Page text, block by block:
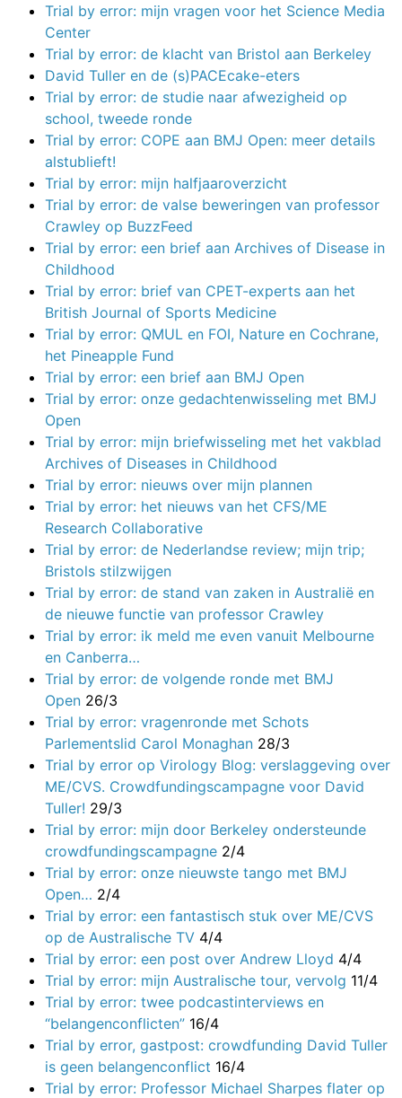
Trial by error: mijn vragen voor het Science Media
Center
Trial by error: de klacht van Bristol aan Berkeley
David Tuller en de (s)PACEcake-eters
Trial by error: de studie naar afwezigheid op
school, tweede ronde
Trial by error: COPE aan BMJ Open: meer details
alstublieft!
Trial by error: mijn halfjaaroverzicht
Trial by error: de valse beweringen van professor
Crawley op BuzzFeed
Trial by error: een brief aan Archives of Disease in
Childhood
Trial by error: brief van CPET-experts aan het
British Journal of Sports Medicine
Trial by error: QMUL en FOI, Nature en Cochrane,
het Pineapple Fund
Trial by error: een brief aan BMJ Open
Trial by error: onze gedachtenwisseling met BMJ
Open
Trial by error: mijn briefwisseling met het vakblad
Archives of Diseases in Childhood
Trial by error: nieuws over mijn plannen
Trial by error: het nieuws van het CFS/ME
Research Collaborative
Trial by error: de Nederlandse review; mijn trip;
Bristols stilzwijgen
Trial by error: de stand van zaken in Australië en
de nieuwe functie van professor Crawley
Trial by error: ik meld me even vanuit Melbourne
en Canberra…
Trial by error: de volgende ronde met BMJ
Open 26/3
Trial by error: vragenronde met Schots
Parlementslid Carol Monaghan 28/3
Trial by error op Virology Blog: verslaggeving over
ME/CVS. Crowdfundingscampagne voor David
Tuller! 29/3
Trial by error: mijn door Berkeley ondersteunde
crowdfundingscampagne 2/4
Trial by error: onze nieuwste tango met BMJ
Open… 2/4
Trial by error: een fantastisch stuk over ME/CVS
op de Australische TV 4/4
Trial by error: een post over Andrew Lloyd 4/4
Trial by error: mijn Australische tour, vervolg 11/4
Trial by error: twee podcastinterviews en
“belangenconflicten” 16/4
Trial by error, gastpost: crowdfunding David Tuller
is geen belangenconflict 16/4
Trial by error: Professor Michael Sharpes flater op